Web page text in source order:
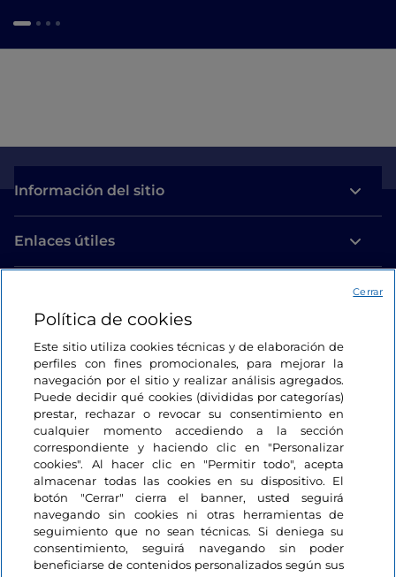
Información del sitio
Enlaces útiles
Estamos en contacto
Política de cookies
Este sitio utiliza cookies técnicas y de elaboración de
perfiles con fines promocionales, para mejorar la
navegación por el sitio y realizar análisis agregados.
Puede decidir qué cookies (divididas por categorías)
prestar, rechazar o revocar su consentimiento en
cualquier momento accediendo a la sección
correspondiente y haciendo clic en "Personalizar
cookies". Al hacer clic en "Permitir todo", acepta
almacenar todas las cookies en su dispositivo. El
botón "Cerrar" cierra el banner, usted seguirá
navegando sin cookies ni otras herramientas de
seguimiento que no sean técnicas. Si deniega su
consentimiento, seguirá navegando sin poder
beneficiarse de contenidos personalizados según sus
Cerrar